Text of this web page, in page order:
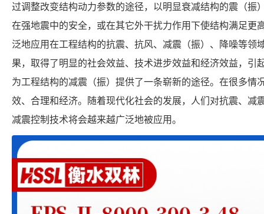
过调整改变结构动力参数的途径，以明显衰减结构的震（振
在强地震中的安全，或在其它外干扰力作用下使结构满足更
泛地应用在工程结构的抗震、抗风、减震（振）、降噪等领
果，取得了明显的社会效益、技术进步效益和经济效益，引
为工程结构的减震（振）提供了一条崭新的途径。在很多情
效、合理和经济。随着现代化社会的发展，人们对抗震、减
减震控制技术将会越来越广泛地被应用。